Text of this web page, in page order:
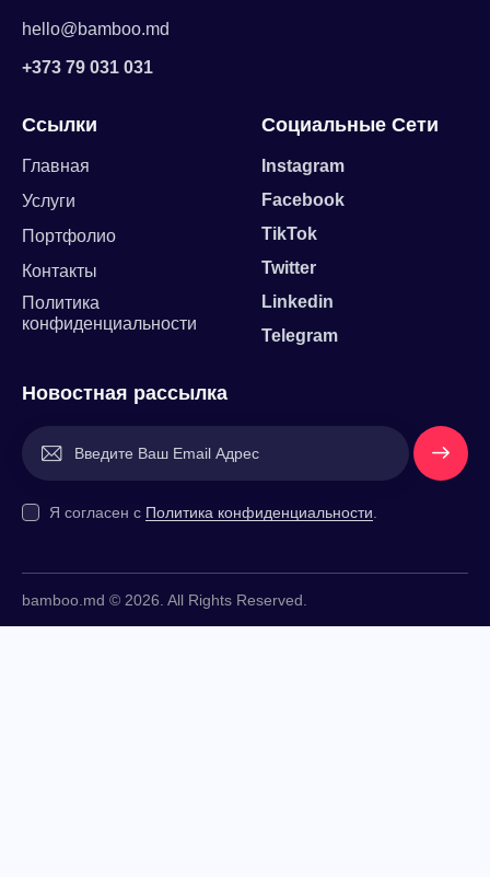
hello@bamboo.md
+373 79 031 031
Ссылки
Главная
Услуги
Портфолио
Контакты
Политика
конфиденциальности
Социальные Сети
Instagram
Facebook
TikTok
Twitter
Linkedin
Telegram
Новостная рассылка
Напишит
Я согласен с Политика конфиденциальности
bamboo.md © 2026. All Rights Reserved.